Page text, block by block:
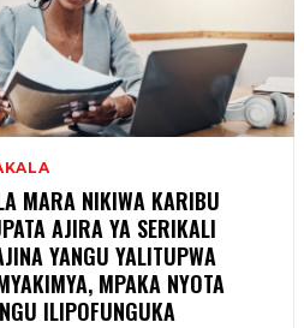
MARA NIKIWA KARIBU
AJIRA YA SERIKALI
YANGU YALITUPWA
MPAKA NYOTA
ILIPOFUNGUKA